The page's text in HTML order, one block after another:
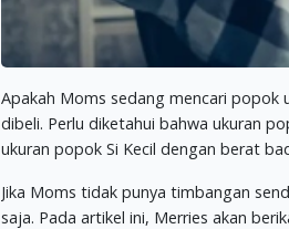
Apakah Moms sedang mencari popok
dibeli. Perlu diketahui bahwa ukuran
ukuran popok Si Kecil dengan berat
Jika Moms tidak punya timbangan
saja. Pada artikel ini, Merries akan